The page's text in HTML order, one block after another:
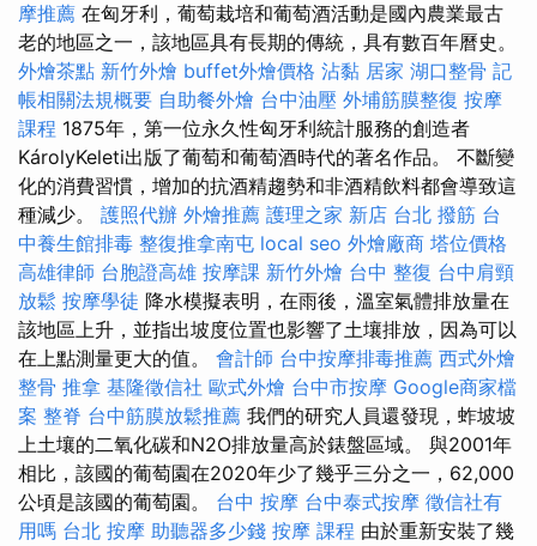
摩推薦 在匈牙利，葡萄栽培和葡萄酒活動是國內農業最古
老的地區之一，該地區具有長期的傳統，具有數百年曆史。
外燴茶點 新竹外燴 buffet外燴價格 沾黏 居家 湖口整骨 記
帳相關法規概要 自助餐外燴 台中油壓 外埔筋膜整復 按摩
課程 1875年，第一位永久性匈牙利統計服務的創造者
KárolyKeleti出版了葡萄和葡萄酒時代的著名作品。 不斷變
化的消費習慣，增加的抗酒精趨勢和非酒精飲料都會導致這
種減少。 護照代辦 外燴推薦 護理之家 新店 台北 撥筋 台
中養生館排毒 整復推拿南屯 local seo 外燴廠商 塔位價格
高雄律師 台胞證高雄 按摩課 新竹外燴 台中 整復 台中肩頸
放鬆 按摩學徒 降水模擬表明，在雨後，溫室氣體排放量在
該地區上升，並指出坡度位置也影響了土壤排放，因為可以
在上點測量更大的值。 會計師 台中按摩排毒推薦 西式外燴
整骨 推拿 基隆徵信社 歐式外燴 台中市按摩 Google商家檔
案 整脊 台中筋膜放鬆推薦 我們的研究人員還發現，蚱坡坡
上土壤的二氧化碳和N2O排放量高於錶盤區域。 與2001年
相比，該國的葡萄園在2020年少了幾乎三分之一，62,000
公頃是該國的葡萄園。 台中 按摩 台中泰式按摩 徵信社有
用嗎 台北 按摩 助聽器多少錢 按摩 課程 由於重新安裝了幾